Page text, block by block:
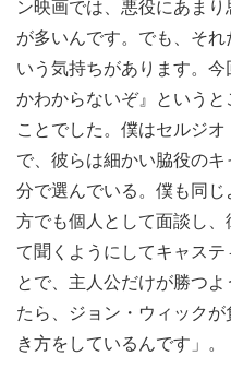
ン映画では、悪役にあま
が多いんです。でも、そ
いう気持ちがあります。
かわからないぞ』というと
ことでした。僕はセルジ
で、彼らは細かい脇役の
分で選んでいる。僕も同
方でも個人として面談し
て聞くようにしてキャス
とで、主人公だけが勝つ
たら、ジョン・ウィック
き方をしているんです」。